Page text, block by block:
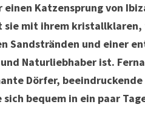
einen Katzensprung von
sie mit ihrem kristallklaren,
Sandstränden und einer
Naturliebhaber ist.
Dörfer,
bequem in ein paar